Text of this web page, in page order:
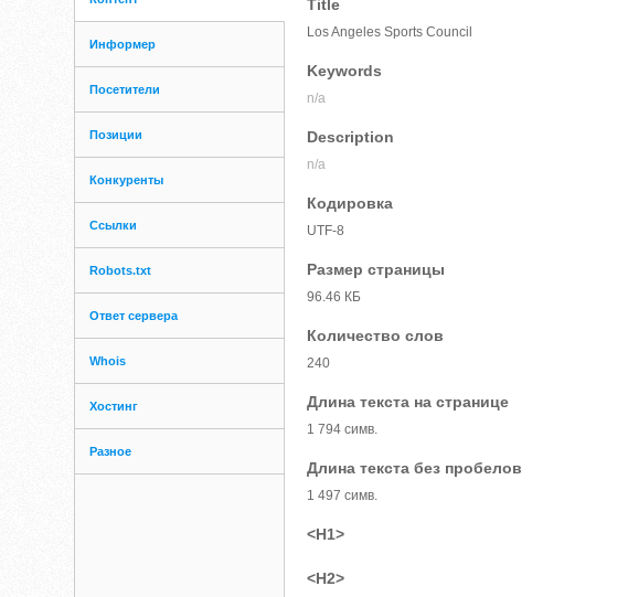
Информер
Посетители
Позиции
Конкуренты
Ссылки
Robots.txt
Ответ сервера
Whois
Хостинг
Разное
Title
Los Angeles Sports Council
Keywords
n/a
Description
n/a
Кодировка
UTF-8
Размер страницы
96.46 КБ
Количество слов
240
Длина текста на странице
1 794 симв.
Длина текста без пробелов
1 497 симв.
<H1>
<H2>